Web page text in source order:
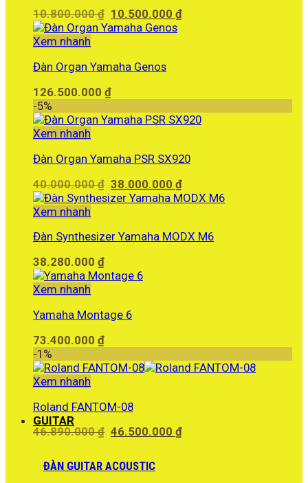
10.800.000₫ Giá
gốc
10.500.000₫Giá
Xem nhanh
Đàn Organ Yamaha Genos
126.500.000 ₫
-5%
Xem nhanh
Đàn Organ Yamaha PSR SX920
40.000.000₫ Giá
gốc
38.000.000₫Giá
hiện
38.000.000 ₫.
Xem nhanh
Đàn Synthesizer Yamaha MODX M6
38.280.000 ₫
Xem nhanh
Yamaha Montage 6
73.400.000 ₫
-1%
Xem nhanh
Roland FANTOM-08
46.890.000₫ Giá
là:
46.890.000 ₫.
46.500.000₫Giá
GUITAR
ĐÀN GUITAR ACOUSTIC